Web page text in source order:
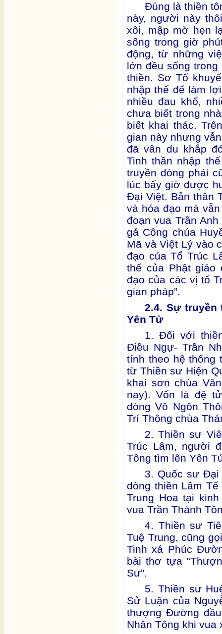
Đúng là thiền
này, người này
xôi, mập mờ hẹn
sống trong giờ
động, từ những
lớn đều sống
thiền. Sơ Tổ
nhập thế để làm
nhiều đau khổ,
chưa biết trong
biết khai thác.
gian này nhưng
đã vân du khắp
Tinh thần nhập
truyền dòng phái
lúc bấy giờ được
Đại Việt. Bản thân
và hóa đạo mà
đoạn vua Trần
gả Công chúa
Mã và Việt Lý vào
đạo của Tổ Trúc
thế của Phật giáo
đạo của các vị tổ
gian pháp”.
2.4. Sự truyền
Yên Tử
1. Đối với
Điều Ngự- Trần
tính theo hệ thống
từ Thiền sư Hiện
khai sơn chùa
nay). Vốn là đệ
dòng Vô Ngôn
Trí Thông chùa
2. Thiền sư
Trúc Lâm, người
Tông tìm lên Yên
3. Quốc sư Đại
dòng thiền Lâm
Trung Hoa tại
vua Trần Thánh
4. Thiền sư
Tuệ Trung, cũng
Tinh xá Phúc
bài thơ tựa
Sư”.
5. Thiền sư
Sử Luận của
thượng Đường
Nhân Tông khi vua